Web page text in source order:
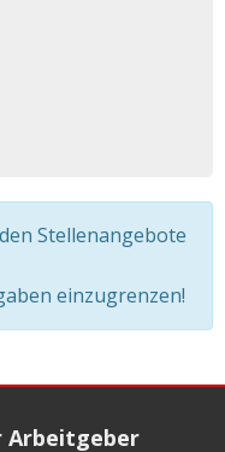
Stellenangebote
einzugrenzen!
Arbeitgeber